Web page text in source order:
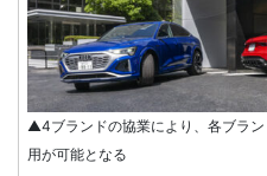
▲4ブランドの協業により、各ブラ
用が可能となる